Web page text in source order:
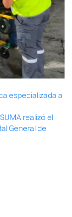
especializada a
realizó el
General de